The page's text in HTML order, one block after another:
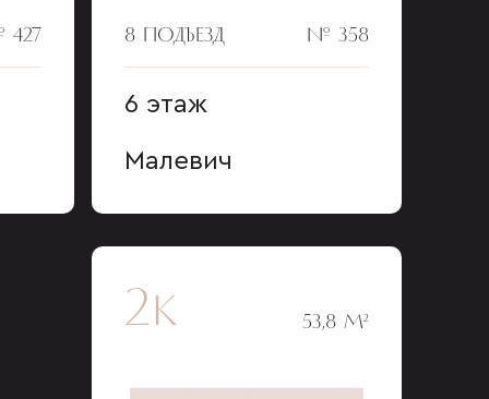
8 ПОДЪЕЗД № 358
6 этаж
Малевич
2к 53,8 М²